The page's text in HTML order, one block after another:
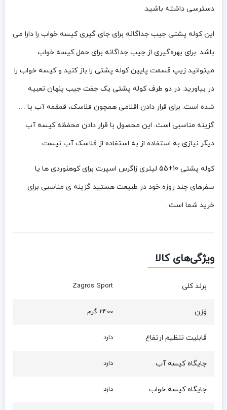
دسترسی داشته باشید.
این کوله پشتی جیب جداگانه برای جای گیری کیسه خواب را دارا می
باشد. برای بهره‌گیری از جیب جداگانه برای حمل کیسه خواب
میتوانید زیپ قسمت پایین کوله پشتی را باز کنید و کیسه خواب را
در بیاورید. در دو طرف کوله پشتی یک جفت جیب پنهان تعبیه
شده است. برای قرار دادن اقلامی همچون فلاسک، قمقمه آب یا …
گزینه مناسبی است. این محصول با قرار دادن محفظه کیسه آب
دیگر نیازی به استفاده از به استفاده از فلاسک آب نیست.
کوله پشتی 10+55 لیتری زاگرس اسپرت برای کوهنوردی ها یا
سفرهای چند روزه خود در طبیعت هستید گزینه ی مناسبی برای
خرید شما است.
ویژگی‌های کالا
برند کلی Zagros Sport
وَزن 2400 گرم
قابلیت تنظیم ارتفاع دارد
جایگاه کیسه آب دارد
جایگاه کیسه خواب دارد